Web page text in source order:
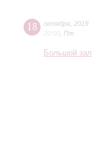
18 октября 2019
20:00 Пт
Большой зал